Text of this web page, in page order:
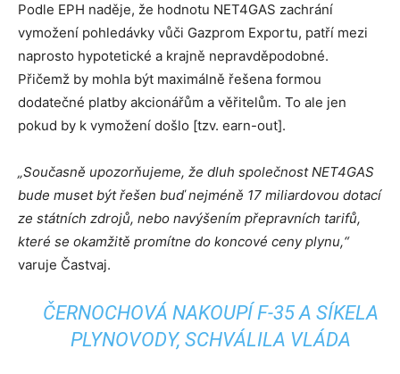
Podle EPH naděje, že hodnotu NET4GAS zachrání
vymožení pohledávky vůči Gazprom Exportu, patří mezi
naprosto hypotetické a krajně nepravděpodobné.
Přičemž by mohla být maximálně řešena formou
dodatečné platby akcionářům a věřitelům. To ale jen
pokud by k vymožení došlo [tzv. earn-out].
„Současně upozorňujeme, že dluh společnost NET4GAS
bude muset být řešen buď nejméně 17 miliardovou dotací
ze státních zdrojů, nebo navýšením přepravních tarifů,
které se okamžitě promítne do koncové ceny plynu,“
varuje Častvaj.
ČERNOCHOVÁ NAKOUPÍ F-35 A SÍKELA
PLYNOVODY, SCHVÁLILA VLÁDA